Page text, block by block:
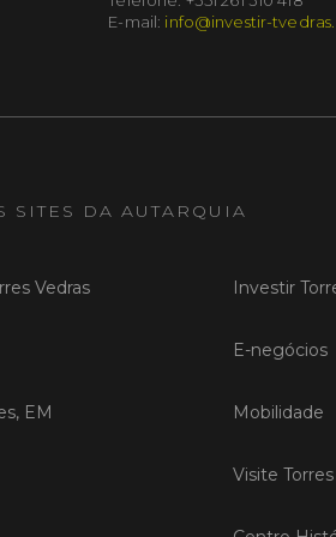
E-mail: info@investir-
SITES DA AUTARQUIA
Vedras
EM
Investir
E-negócios
Mobilidade
Visite